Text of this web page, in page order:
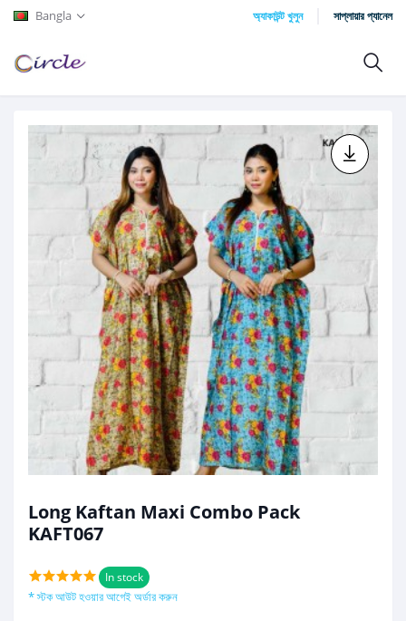
Bangla অ্যাকাউন্ট খুলুন সাপ্লায়ার প্যানেল
Long Kaftan Maxi Combo Pack
KAFT067
In stock
* স্টক আউট হওয়ার আগেই অর্ডার করুন